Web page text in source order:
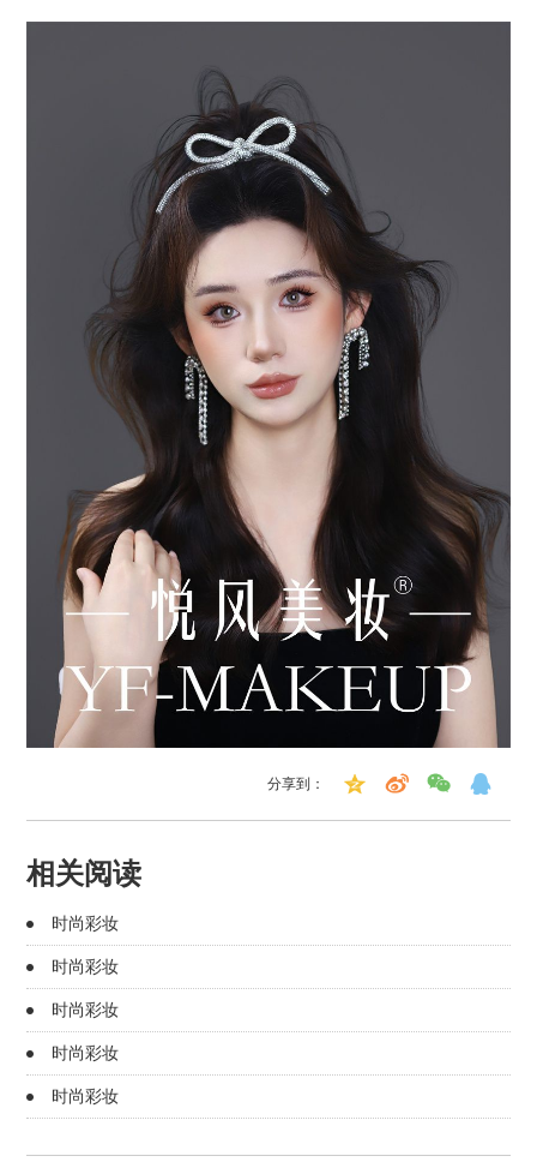
分享到：
相关阅读
时尚彩妆
时尚彩妆
时尚彩妆
时尚彩妆
时尚彩妆